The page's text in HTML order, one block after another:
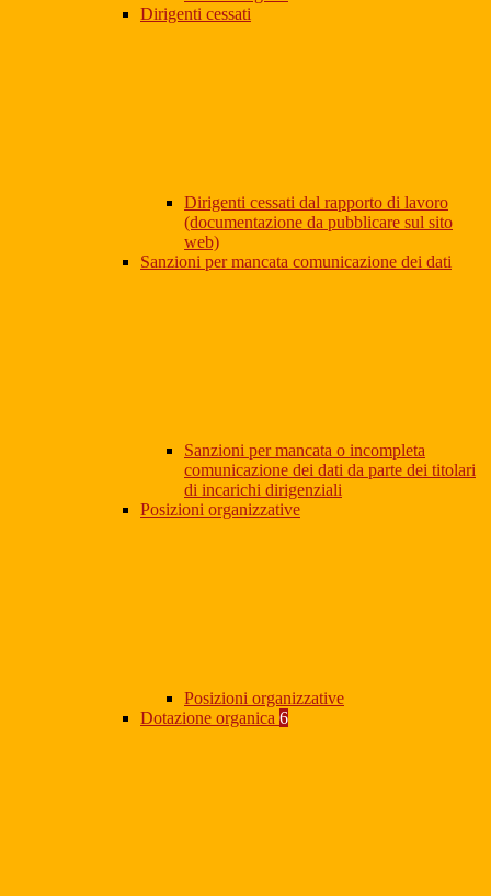
Dirigenti cessati
Dirigenti cessati dal rapporto di lavoro
(documentazione da pubblicare sul sito
web)
Sanzioni per mancata comunicazione dei dati
Sanzioni per mancata o incompleta
comunicazione dei dati da parte dei titolari
di incarichi dirigenziali
Posizioni organizzative
Posizioni organizzative
Dotazione organica 6